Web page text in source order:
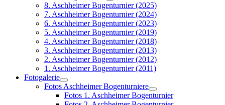
8. Aschheimer Bogenturnier (2025)
7. Aschheimer Bogenturnier (2024)
6. Aschheimer Bogenturnier (2023)
5. Aschheimer Bogenturnier (2019)
4. Aschheimer Bogenturnier (2018)
3. Aschheimer Bogenturnier (2013)
2. Aschheimer Bogenturnier (2012)
1. Aschheimer Bogenturnier (2011)
Fotogalerie
Fotos Aschheimer Bogenturniere
Fotos 1. Aschheimer Bogenturnier